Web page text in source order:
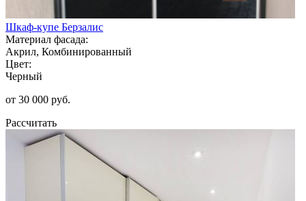
Шкаф-купе Берзалис
Материал фасада:
Акрил, Комбинированный
Цвет:
Черный
от 30 000 руб.
Рассчитать